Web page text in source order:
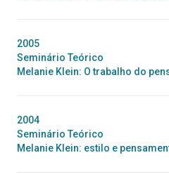
2005
Seminário Teórico
Melanie Klein: O trabalho do
2004
Seminário Teórico
Melanie Klein: estilo e